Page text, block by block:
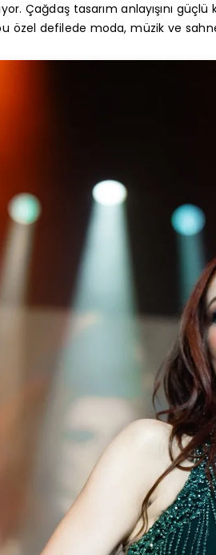
Çağdaş tasarım anlayışını
özel defilede moda, müzik ve